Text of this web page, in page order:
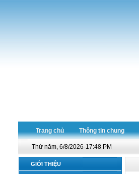
Trang chủ Thông tin chung
Thứ năm, 6/8/2026-17:48 PM
GIỚI THIỆU